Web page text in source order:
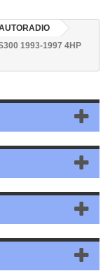
1993-1997 4HP